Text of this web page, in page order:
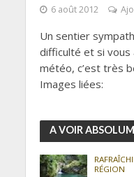
6 août 2012
Un sentier
difficulté et si vous
météo, c’est très
Images liées:
A VOIR
RÉGION